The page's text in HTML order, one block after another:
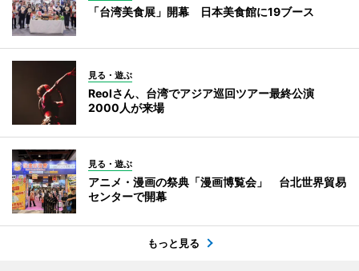
「台湾美食展」開幕 日本美食館に19ブース
見る・遊ぶ
Reolさん、台湾でアジア巡回ツアー最終公演
2000人が来場
見る・遊ぶ
アニメ・漫画の祭典「漫画博覧会」 台北世界貿易
センターで開幕
もっと見る